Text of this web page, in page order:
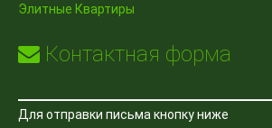
Элитные Квартиры
Контактная форма
Для отправки письма кнопку ниже